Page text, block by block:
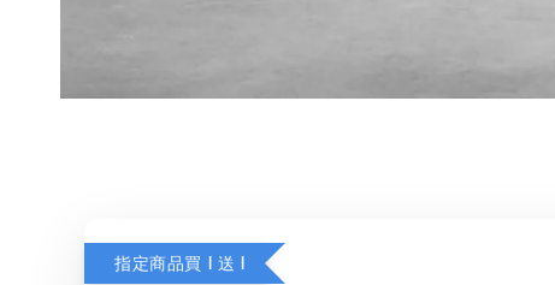
指定商品買 1 送 1